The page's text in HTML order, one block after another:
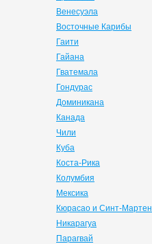
Венесуэла
Восточные Карибы
Гаити
Гайана
Гватемала
Гондурас
Доминикана
Канада
Чили
Куба
Коста-Рика
Колумбия
Мексика
Кюрасао и Синт-Мартен
Никарагуа
Парагвай